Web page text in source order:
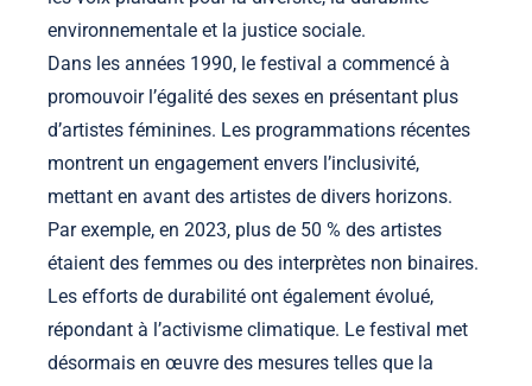
environnementale et la justice sociale.
Dans les années 1990, le festival a commencé à
promouvoir l’égalité des sexes en présentant plus
d’artistes féminines. Les programmations récentes
montrent un engagement envers l’inclusivité,
mettant en avant des artistes de divers horizons.
Par exemple, en 2023, plus de 50 % des artistes
étaient des femmes ou des interprètes non binaires.
Les efforts de durabilité ont également évolué,
répondant à l’activisme climatique. Le festival met
désormais en œuvre des mesures telles que la